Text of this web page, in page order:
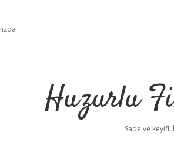
Huzurlu
Sade ve keyifli